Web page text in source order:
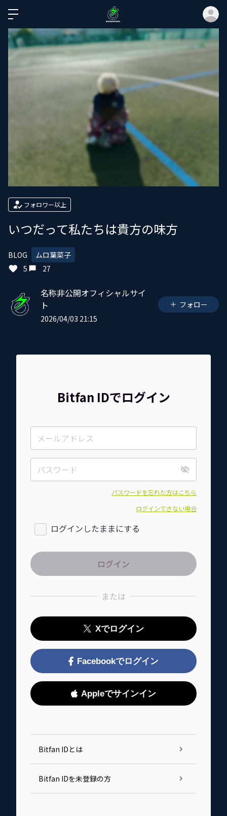
フォロワー以上
いつだって私たちは貴方の味方
BLOG
ムロ葉菜子
5
27
名称非公開オフィシャルサイ
ト
2026/04/03 21:15
フォロー
Bitfan IDでログイン
パスワードを忘れた方はこちら
ログインできない場合
ログインしたままにする
または
Xでログイン
Facebookでログイン
Appleでサインイン
Bitfan IDとは
Bitfan IDを未登録の方